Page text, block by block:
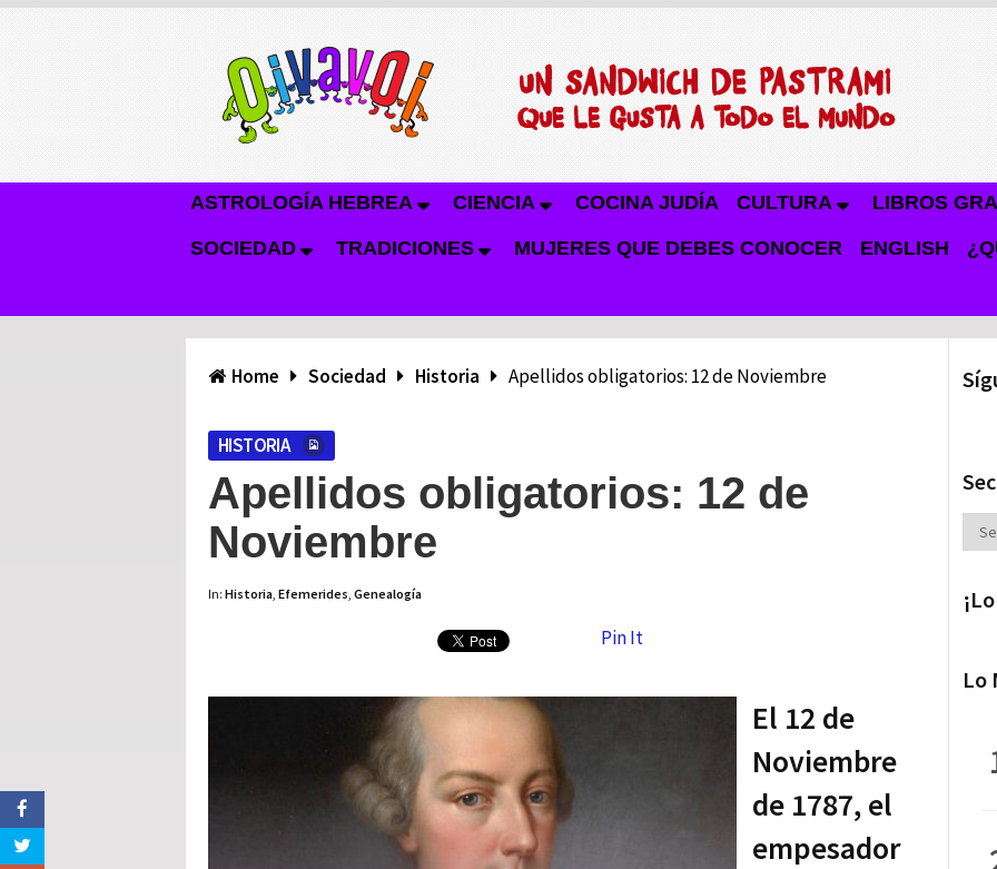
ASTROLOGÍA HEBREA CIENCIA COCINA JUDÍA CULTURA LIBROS
SOCIEDAD TRADICIONES MUJERES QUE DEBES CONOCER ENGLISH
Home Sociedad Historia Apellidos obligatorios: 12 de Noviembre
HISTORIA
Apellidos obligatorios: 12 de
Noviembre
In: Historia, Efemerides, Genealogía
Pin It
El 12 de
Noviembre
de 1787, el
empesador
Lo